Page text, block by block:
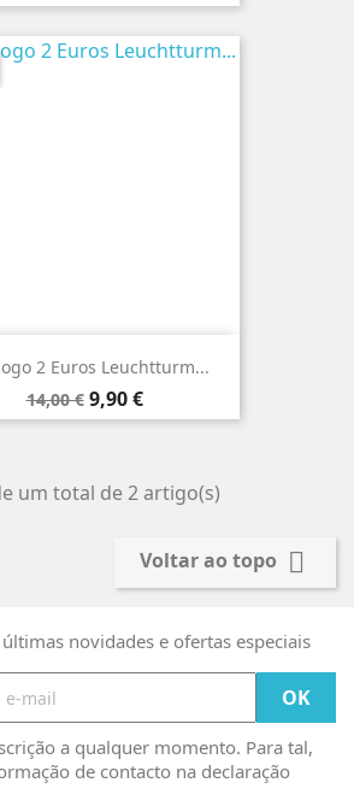
2 Euros Leuchtturm...
Preço
normal
14,00 € Preço
9,90 €
um total de 2 artigo(s)
Voltar ao topo 
novidades e ofertas especiais
a qualquer momento. Para tal,
de contacto na declaração